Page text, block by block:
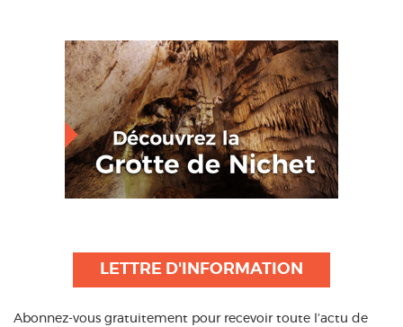
LETTRE D'INFORMATION
Abonnez-vous gratuitement pour recevoir toute l’actu de